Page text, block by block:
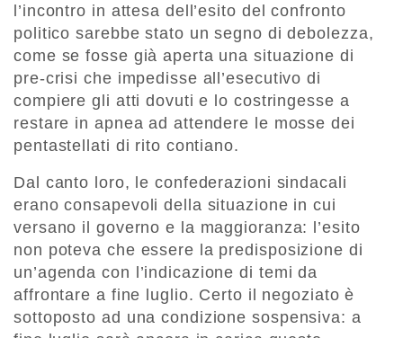
l’incontro in attesa dell’esito del confronto
politico sarebbe stato un segno di debolezza,
come se fosse già aperta una situazione di
pre-crisi che impedisse all’esecutivo di
compiere gli atti dovuti e lo costringesse a
restare in apnea ad attendere le mosse dei
pentastellati di rito contiano.
Dal canto loro, le confederazioni sindacali
erano consapevoli della situazione in cui
versano il governo e la maggioranza: l’esito
non poteva che essere la predisposizione di
un’agenda con l’indicazione di temi da
affrontare a fine luglio. Certo il negoziato è
sottoposto ad una condizione sospensiva: a